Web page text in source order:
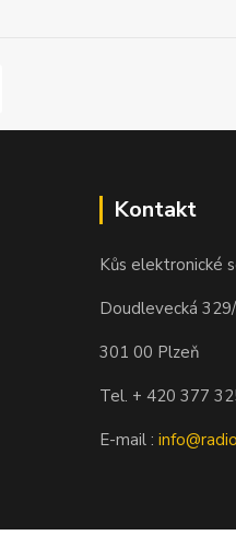
Kontakt
Kůs elektronické
Doudlevecká
301 00 Plzeň
Tel. + 420 377
E-mail :